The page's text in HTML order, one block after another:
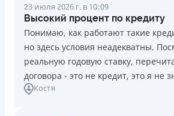
23 июля 2026 г. в 10:09
Высокий процент по кредиту
Понимаю, как работают такие
но здесь условия неадекватны.
реальную годовую ставку,
договора - это не кредит, это я не
Костя